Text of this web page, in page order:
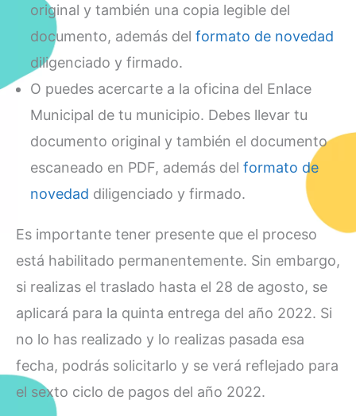
original y también una copia legible del
documento, además del formato de novedad
diligenciado y firmado.
O puedes acercarte a la oficina del Enlace
Municipal de tu municipio. Debes llevar tu
documento original y también el documento
escaneado en PDF, además del formato de
novedad diligenciado y firmado.
Es importante tener presente que el proceso
está habilitado permanentemente. Sin embargo,
si realizas el traslado hasta el 28 de agosto, se
aplicará para la quinta entrega del año 2022. Si
no lo has realizado y lo realizas pasada esa
fecha, podrás solicitarlo y se verá reflejado para
el sexto ciclo de pagos del año 2022.